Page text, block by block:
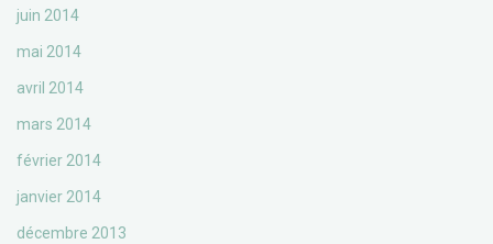
juin 2014
mai 2014
avril 2014
mars 2014
février 2014
janvier 2014
décembre 2013